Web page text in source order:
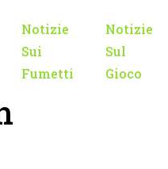
Notizie
Sui
Fumetti
Notizie
Sul
Gioco